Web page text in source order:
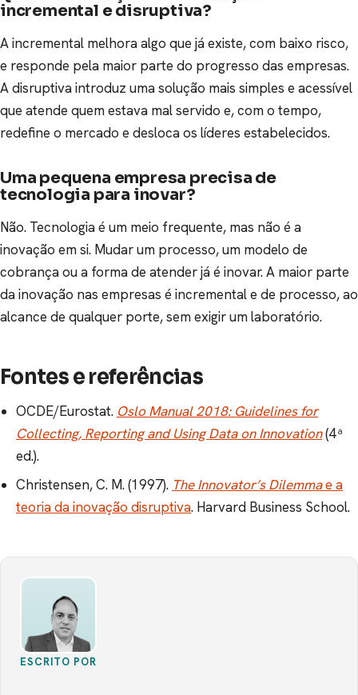
incremental e disruptiva?
A incremental melhora algo que já existe, com baixo risco,
e responde pela maior parte do progresso das empresas.
A disruptiva introduz uma solução mais simples e acessível
que atende quem estava mal servido e, com o tempo,
redefine o mercado e desloca os líderes estabelecidos.
Uma pequena empresa precisa de
tecnologia para inovar?
Não. Tecnologia é um meio frequente, mas não é a
inovação em si. Mudar um processo, um modelo de
cobrança ou a forma de atender já é inovar. A maior parte
da inovação nas empresas é incremental e de processo, ao
alcance de qualquer porte, sem exigir um laboratório.
Fontes e referências
OCDE/Eurostat. Oslo Manual 2018: Guidelines for
Collecting, Reporting and Using Data on Innovation(4ª
ed.).
Christensen, C. M. (1997). The Innovator’s Dilemmae a
teoria da inovação disruptiva. Harvard Business School.
ESCRITO POR